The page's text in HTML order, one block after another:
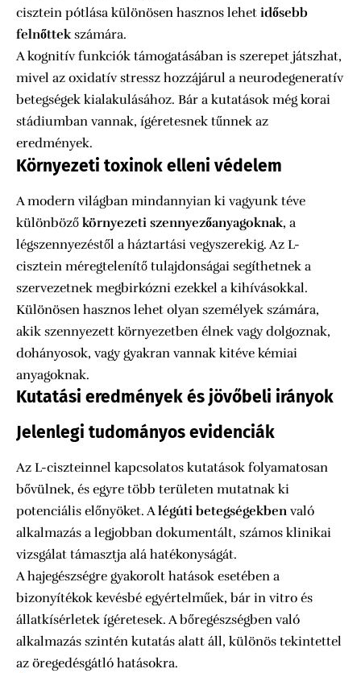
cisztein pótlása különösen hasznos lehet idősebb
felnőttekszámára.
A kognitív funkciók támogatásában is szerepet játszhat,
mivel az oxidatív stressz hozzájárul a neurodegeneratív
betegségek kialakulásához. Bár a kutatások még korai
stádiumban vannak, ígéretesnek tűnnek az
eredmények.
Környezeti toxinok elleni védelem
A modern világban mindannyian ki vagyunk téve
különböző környezeti szennyezőanyagoknak, a
légszennyezéstől a háztartási vegyszerekig. Az L-
cisztein méregtelenítő tulajdonságai segíthetnek a
szervezetnek megbirkózni ezekkel a kihívásokkal.
Különösen hasznos lehet olyan személyek számára,
akik szennyezett környezetben élnek vagy dolgoznak,
dohányosok, vagy gyakran vannak kitéve kémiai
anyagoknak.
Kutatási eredmények és jövőbeli irányok
Jelenlegi tudományos evidenciák
Az L-ciszteinnel kapcsolatos kutatások folyamatosan
bővülnek, és egyre több területen mutatnak ki
potenciális előnyöket. Alégúti betegségekben való
alkalmazás a legjobban dokumentált, számos klinikai
vizsgálat támasztja alá hatékonyságát.
A hajegészségre gyakorolt hatások esetében a
bizonyítékok kevésbé egyértelműek, bár in vitro és
állatkísérletek ígéretesek. A bőregészségben való
alkalmazás szintén kutatás alatt áll, különös tekintettel
az öregedésgátló hatásokra.